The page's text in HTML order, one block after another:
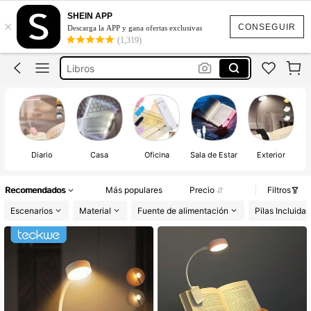
CONSEGUIR
×
SHEIN APP
Descarga la APP y gana ofertas exclusivas
(1,319)
Lámpara Para Libro
Lámpara Para Leer
Libros
Luz Para Leer
Lámpara Para Libro
Lámpara Para Leer
Diario Casa Oficina Sala de Estar Exterior
Recomendados Más populares Precio
Filtros
Escenarios
Material Fuente de alimentación Pilas Incluidas